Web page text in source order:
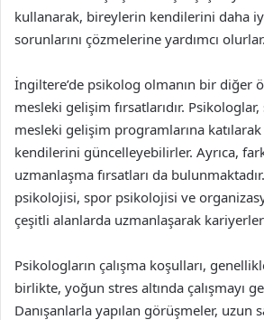
kullanarak, bireylerin kendilerini daha
sorunlarını çözmelerine yardımcı olurlar.
İngiltere’de psikolog olmanın bir diğer
mesleki gelişim fırsatlarıdır.
mesleki gelişim programlarına
kendilerini güncelleyebilirler. Ayrıca,
uzmanlaşma fırsatları da
psikolojisi, spor psikolojisi ve
çeşitli alanlarda uzmanlaşarak
Psikologların çalışma koşulları,
birlikte, yoğun stres altında çalışmayı
Danışanlarla yapılan görüşmeler, uzun